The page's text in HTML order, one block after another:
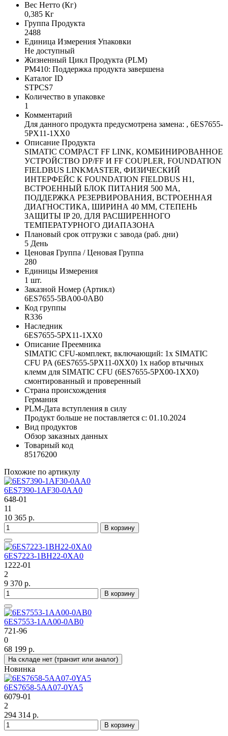
Вес Нетто (Кг)
0,385 Кг
Группа Продукта
2488
Единица Измерения Упаковки
Не доступный
Жизненный Цикл Продукта (PLM)
PM410: Поддержка продукта завершена
Каталог ID
STPCS7
Количество в упаковке
1
Комментарий
Для данного продукта предусмотрена замена: , 6ES7655-
5PX11-1XX0
Описание Продукта
SIMATIC COMPACT FF LINK, КОМБИНИРОВАННОЕ
УСТРОЙСТВО DP/FF И FF COUPLER, FOUNDATION
FIELDBUS LINKMASTER, ФИЗИЧЕСКИЙ
ИНТЕРФЕЙС К FOUNDATION FIELDBUS H1,
ВСТРОЕННЫЙ БЛОК ПИТАНИЯ 500 МА,
ПОДДЕРЖКА РЕЗЕРВИРОВАНИЯ, ВСТРОЕННАЯ
ДИАГНОСТИКА, ШИРИНА 40 ММ, СТЕПЕНЬ
ЗАЩИТЫ IP 20, ДЛЯ РАСШИРЕННОГО
ТЕМПЕРАТУРНОГО ДИАПАЗОНА
Плановый срок отгрузки с завода (раб. дни)
5 День
Ценовая Группа / Ценовая Группа
280
Единицы Измерения
1 шт.
Заказной Номер (Артикл)
6ES7655-5BA00-0AB0
Код группы
R336
Наследник
6ES7655-5PX11-1XX0
Описание Преемника
SIMATIC CFU-комплект, включающий: 1x SIMATIC
CFU PA (6ES7655-5PX11-0XX0) 1x набор втычных
клемм для SIMATIC CFU (6ES7655-5PX00-1XX0)
смонтированный и проверенный
Страна происхождения
Германия
PLM-Дата вступления в силу
Продукт больше не поставляется с: 01.10.2024
Вид продуктов
Обзор заказных данных
Товарный код
85176200
Похожие по артикулу
6ES7390-1AF30-0AA0
648-01
11
10 365 р.
В корзину
6ES7223-1BH22-0XA0
1222-01
2
9 370 р.
В корзину
6ES7553-1AA00-0AB0
721-96
0
68 199 р.
На складе нет (транзит или аналог)
Новинка
6ES7658-5AA07-0YA5
6079-01
2
294 314 р.
В корзину